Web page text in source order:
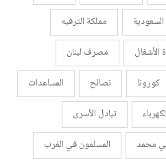
السعودية
مملكة الترفيه
الأشغال
مصرف لبنان
كورونا نصائح
المساعدات
تبادل الأسرى
محمد
المسلمون في الغرب